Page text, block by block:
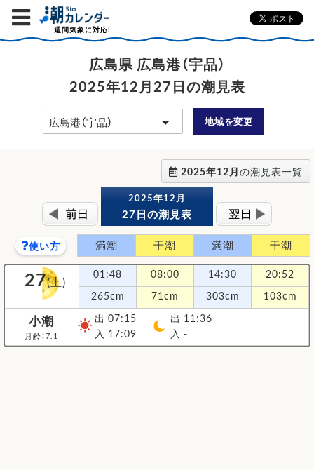
週間気象に対応!
広島県 広島港（宇品）
2025年12月27日の潮見表
地域を変更
2025年12月の潮見表一覧
2025年12月
27日の潮見表
使い方 満潮 干潮 満潮 干潮
27(土) 01:48 08:00 14:30
20:52
265cm
71cm 303cm 103cm
小潮
月齢：7.1
出 07:15
入 17:09
出 11:36
入 -